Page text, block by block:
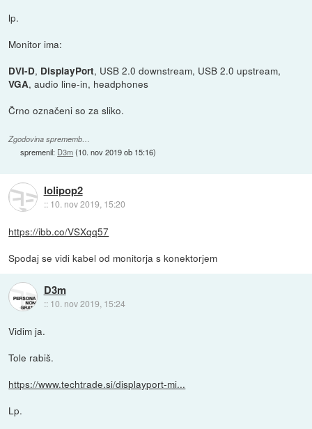
lp.
Monitor ima:
DVI-D, DisplayPort, USB 2.0 downstream, USB 2.0 upstream,
VGA, audio line-in, headphones
Črno označeni so za sliko.
Zgodovina sprememb…
spremenil: D3m(10. nov 2019 ob 15:16)
lolipop2
:: 10. nov 2019, 15:20
https://ibb.co/VSXqq57
Spodaj se vidi kabel od monitorja s konektorjem
D3m
:: 10. nov 2019, 15:24
Vidim ja.
Tole rabiš.
https://www.techtrade.si/displayport-mi...
Lp.